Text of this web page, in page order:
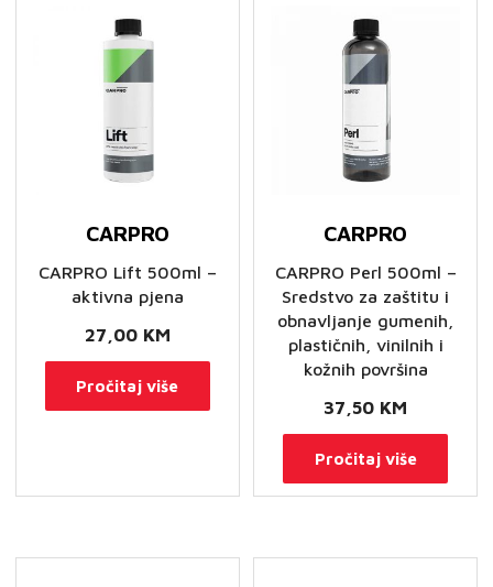
CARPRO
CARPRO Lift 500ml –
aktivna pjena
27,00 KM
Pročitaj više
CARPRO
CARPRO Perl 500ml –
Sredstvo za zaštitu i
obnavljanje gumenih,
plastičnih, vinilnih i
kožnih površina
37,50 KM
Pročitaj više